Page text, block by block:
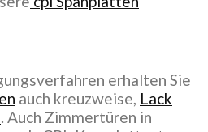
erhalten Sie
auch kreuzweise, Lack
. Auch Zimmertüren in